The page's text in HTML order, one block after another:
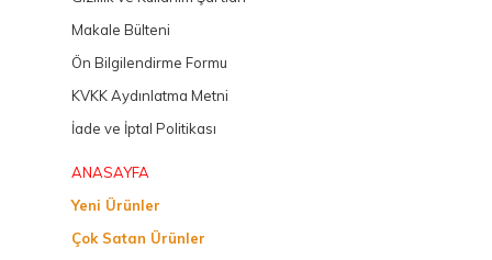
Makale Bülteni
Ön Bilgilendirme Formu
KVKK Aydınlatma Metni
İade ve İptal Politikası
ANASAYFA
Yeni Ürünler
Çok Satan Ürünler